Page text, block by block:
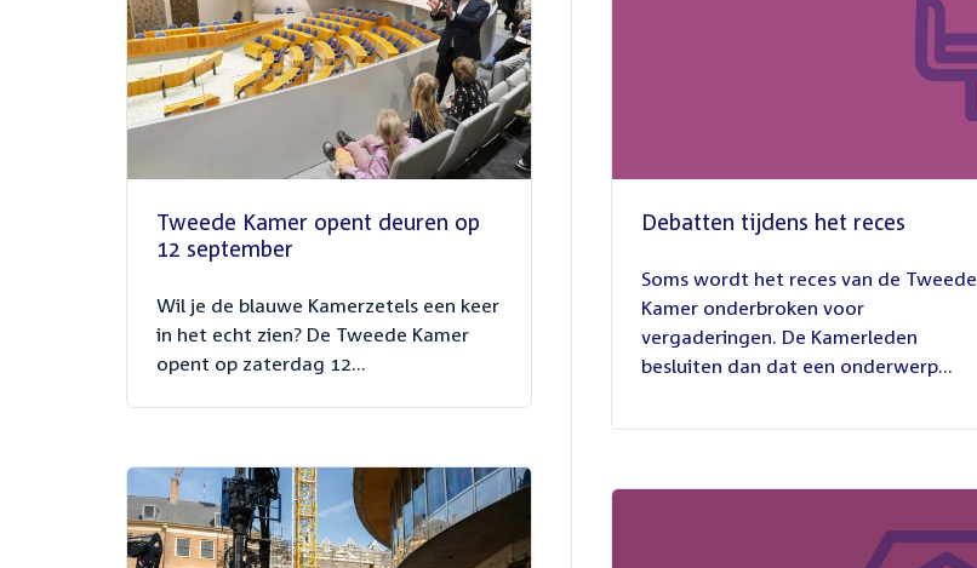
Tweede Kamer opent deuren op
12 september
Wil je de blauwe Kamerzetels een keer
in het echt zien? De Tweede Kamer
opent op zaterdag 12...
Debatten tijdens het reces
juli
2026
Soms wordt het reces van de Tweede
Kamer onderbroken voor
vergaderingen. De Kamerleden
besluiten dan dat een onderwerp...